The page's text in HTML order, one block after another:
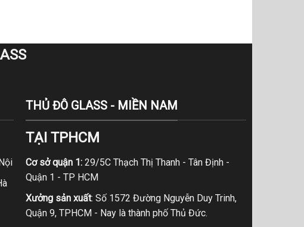
THỦ ĐÔ GLASS - MIỀN NAM
TẠI TPHCM
Cơ sở quận 1:29/5C Thạch Thị Thanh - Tân Định -
Quận 1 - TP HCM
Xưởng sản xuất: Số 1572 Đường Nguyễn Duy Trinh,
Quận 9, TPHCM - Nay là thành phố Thủ Đức.